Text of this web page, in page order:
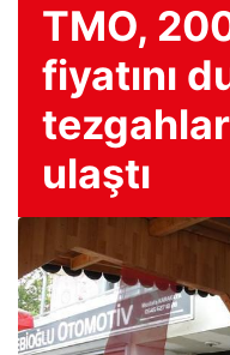
TMO,
fiyatını
ulaştı